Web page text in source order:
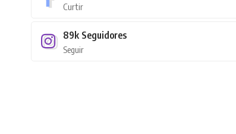
Curtir
89k Seguidores
Seguir